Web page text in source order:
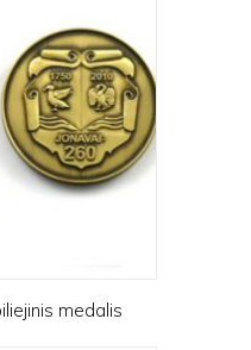
medalis